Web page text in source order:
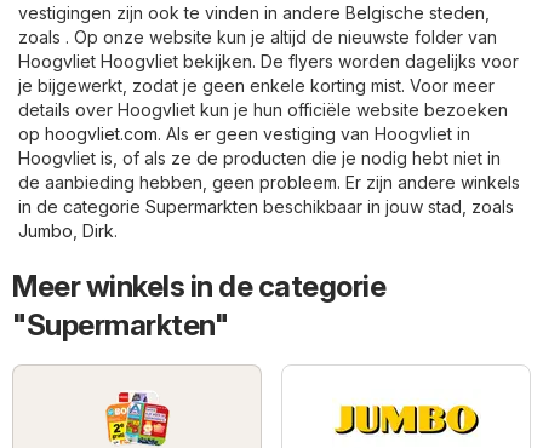
vestigingen zijn ook te vinden in andere Belgische steden,
zoals . Op onze website kun je altijd de nieuwste folder van
Hoogvliet Hoogvliet bekijken. De flyers worden dagelijks voor
je bijgewerkt, zodat je geen enkele korting mist. Voor meer
details over Hoogvliet kun je hun officiële website bezoeken
op hoogvliet.com. Als er geen vestiging van Hoogvliet in
Hoogvliet is, of als ze de producten die je nodig hebt niet in
de aanbieding hebben, geen probleem. Er zijn andere winkels
in de categorie Supermarkten beschikbaar in jouw stad, zoals
Jumbo Dirk.
Meer winkels in de categorie
"Supermarkten"